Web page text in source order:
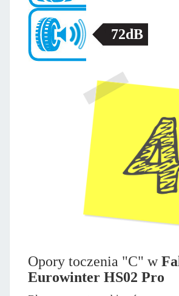
72dB
Opory toczenia "C" w
Eurowinter HS02 Pro